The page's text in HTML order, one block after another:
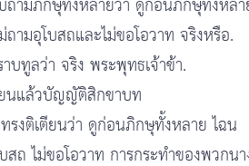
ถามภิกษุทั้งหลายว่า ดูก่อนภิกษุทั้งหล
ามอุโบสถและไม่ขอโอวาท จริงหรือ.
บทูลว่า จริง พระพุทธเจ้าข้า.
นแล้วบัญญัติสิกขาบท
รงติเตียนว่า ดูก่อนภิกษุทั้งหลาย ไฉน
ถ ไม่ขอโอวาท การกระทำของพวกน